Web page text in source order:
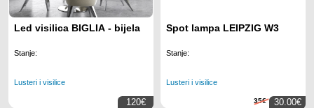
Led visilica BIGLIA - bijela
Stanje:
Lusteri i visilice
120€
Spot lampa LEIPZIG W3
Stanje:
Lusteri i visilice
35€ 30.00€